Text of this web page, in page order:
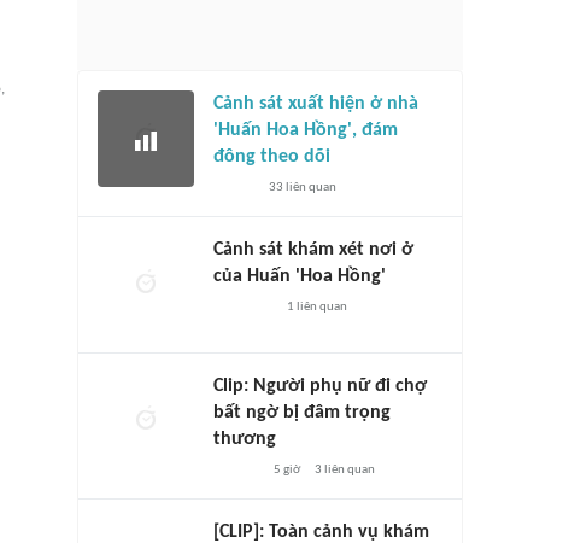
Cảnh sát xuất hiện ở nhà
'Huấn Hoa Hồng', đám
đông theo dõi
33 liên quan
Cảnh sát khám xét nơi ở
của Huấn 'Hoa Hồng'
1 liên quan
Clip: Người phụ nữ đi chợ
bất ngờ bị đâm trọng
thương
5 giờ 3 liên quan
[CLIP]: Toàn cảnh vụ khám